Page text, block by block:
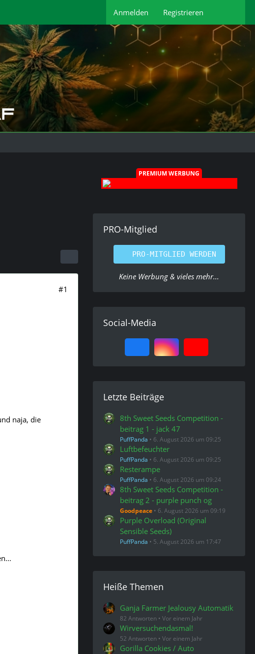
Anmelden Registrieren
#1
naja, die
PREMIUM WERBUNG
PRO-Mitglied
PRO-MITGLIED WERDEN
Keine Werbung & vieles mehr...
Social-Media
Letzte Beiträge
8th Sweet Seeds Competition -
beitrag 1 - jack 47
PuffPanda 6. August 2026 um 09:25
Luftbefeuchter
PuffPanda 6. August 2026 um 09:25
Resterampe
PuffPanda 6. August 2026 um 09:24
8th Sweet Seeds Competition -
beitrag 2 - purple punch og
Goodpeace 6. August 2026 um 09:19
Purple Overload (Original
Sensible Seeds)
PuffPanda 5. August 2026 um 17:47
Heiße Themen
Ganja Farmer Jealousy Automatik
82 Antworten Vor einem Jahr
Wirversuchendasmal!
52 Antworten Vor einem Jahr
Gorilla Cookies / Auto